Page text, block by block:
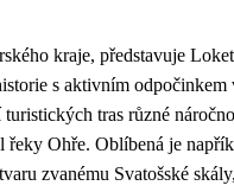
kraje, představuje Loket
s aktivním odpočinkem
tras různé
řeky Ohře. Oblíbená je
zvanému Svatošské